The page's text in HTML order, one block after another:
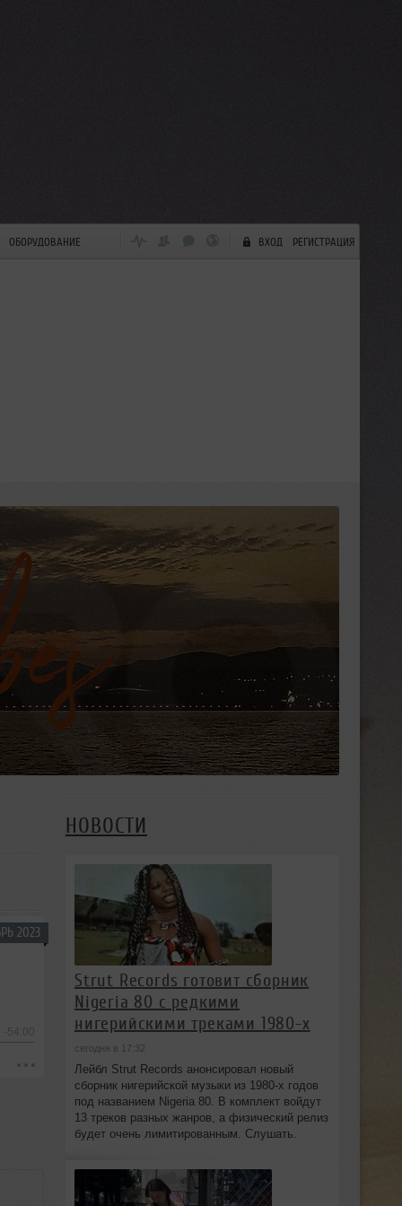
ОБОРУДОВАНИЕ ВХОД РЕГИСТРАЦИЯ
2023
-54:00
НОВОСТИ
Strut Records готовит сборник
Nigeria 80 с редкими
нигерийскими треками 1980-х
сегодня в 17:32
Лейбл Strut Records анонсировал новый
сборник нигерийской музыки из 1980-х годов
под названием Nigeria 80. В комплект войдут
13 треков разных жанров, а физический релиз
будет очень лимитированным. Слушать.